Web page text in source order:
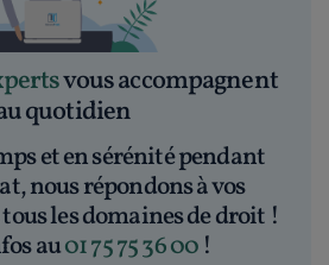
vous accompagnent
quotidien
et en sérénité pendant
nous répondons à vos
les domaines de droit !
au01 75 75 36 00 !